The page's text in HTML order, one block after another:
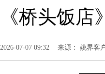
《桥头饭
2026-07-07 09:32 来源： 姚界客